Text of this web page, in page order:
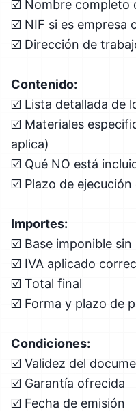
☑️ Nombre completo
☑️ NIF si es empresa
☑️ Dirección de
Contenido:
☑️ Lista detallada de
☑️ Materiales
aplica)
☑️ Qué NO está
☑️ Plazo de ejecución
Importes:
☑️ Base imponible sin
☑️ IVA aplicado
☑️ Total final
☑️ Forma y plazo de
Condiciones:
☑️ Validez del
☑️ Garantía ofrecida
☑️ Fecha de emisión